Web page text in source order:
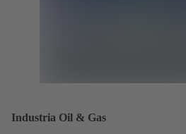
Industria Oil & Gas